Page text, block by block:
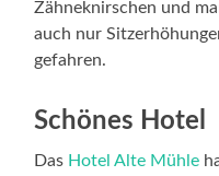
Zähneknirschen und
auch nur
gefahren.
Schönes Hotel
Das Hotel Alte Mühle